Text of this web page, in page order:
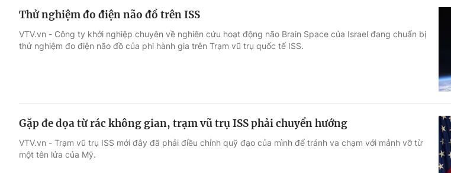
Điện ảnh
Âm nhạc
Sao
Du lịch
Làm đẹp
Chất lượng cuộc sống
Học trực tuyến
Thử nghiệm đo điện não đồ trên ISS
VTV.vn - Công ty khởi nghiệp chuyên về nghiên cứu hoạt động não Brain Space của Israel đang chuẩn bị
thử nghiệm đo điện não đồ của phi hành gia trên Trạm vũ trụ quốc tế ISS.
Gặp đe dọa từ rác không gian, trạm vũ trụ ISS phải chuyển hướng
VTV.vn - Trạm vũ trụ ISS mới đây đã phải điều chỉnh quỹ đạo của mình để tránh va chạm với mảnh vỡ từ
một tên lửa của Mỹ.